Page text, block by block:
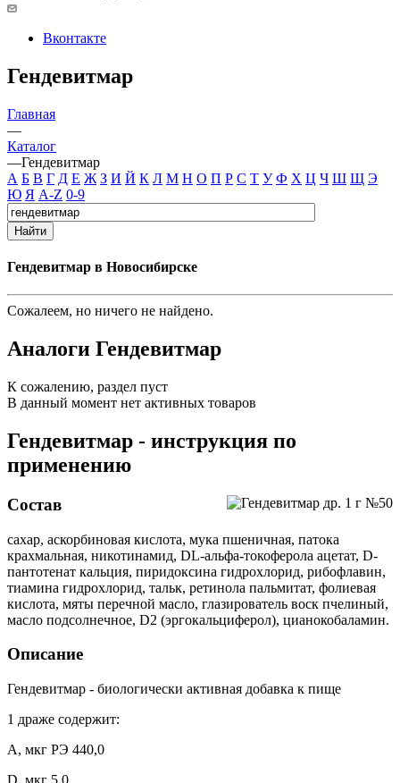
Вконтакте
Гендевитмар
Главная
—
Каталог
—Гендевитмар
А Б В Г Д Е Ж З И Й К Л М Н О П Р С Т У Ф Х Ц Ч Ш Щ Э
Ю Я A-Z 0-9
Найти
Гендевитмар в Новосибирске
Сожалеем, но ничего не найдено.
Аналоги Гендевитмар
К сожалению, раздел пуст
В данный момент нет активных товаров
Гендевитмар - инструкция по
применению
Состав
сахар, аскорбиновая кислота, мука пшеничная, патока
крахмальная, никотинамид, DL-альфа-токоферола ацетат, D-
пантотенат кальция, пиридоксина гидрохлорид, рибофлавин,
тиамина гидрохлорид, тальк, ретинола пальмитат, фолиевая
кислота, мяты перечной масло, глазирователь воск пчелиный,
масло подсолнечное, D2 (эргокальциферол), цианокобаламин.
Описание
Гендевитмар - биологически активная добавка к пище
1 драже содержит:
А, мкг РЭ 440,0
D, мкг 5,0